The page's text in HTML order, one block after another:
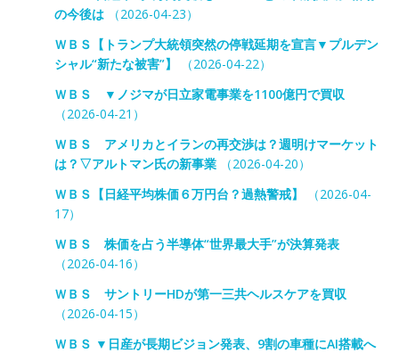
の今後は（2026-04-23）
ＷＢＳ【トランプ大統領突然の停戦延期を宣言▼プルデン
シャル“新たな被害”】
（2026-04-22）
ＷＢＳ ▼ノジマが日立家電事業を1100億円で買収
（2026-04-21）
ＷＢＳ アメリカとイランの再交渉は？週明けマーケット
は？▽アルトマン氏の新事業（2026-04-20）
ＷＢＳ【日経平均株価６万円台？過熱警戒】
（2026-04-
17）
ＷＢＳ 株価を占う半導体“世界最大手”が決算発表
（2026-04-16）
ＷＢＳ サントリーHDが第一三共ヘルスケアを買収
（2026-04-15）
ＷＢＳ ▼日産が長期ビジョン発表、9割の車種にAI搭載へ